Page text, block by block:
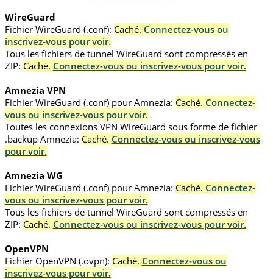
WireGuard
Fichier WireGuard (.conf): Caché. Connectez-vous ou
inscrivez-vous pour voir.
Tous les fichiers de tunnel WireGuard sont compressés en
ZIP: Caché. Connectez-vous ou inscrivez-vous pour voir.
Amnezia VPN
Fichier WireGuard (.conf) pour Amnezia: Caché. Connectez-
vous ou inscrivez-vous pour voir.
Toutes les connexions VPN WireGuard sous forme de fichier
.backup Amnezia: Caché. Connectez-vous ou inscrivez-vous
pour voir.
Amnezia WG
Fichier WireGuard (.conf) pour Amnezia: Caché. Connectez-
vous ou inscrivez-vous pour voir.
Tous les fichiers de tunnel WireGuard sont compressés en
ZIP: Caché. Connectez-vous ou inscrivez-vous pour voir.
OpenVPN
Fichier OpenVPN (.ovpn): Caché. Connectez-vous ou
inscrivez-vous pour voir.